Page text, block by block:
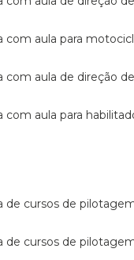
com aula para
com aula de direção
com aula para
de cursos de
de cursos de